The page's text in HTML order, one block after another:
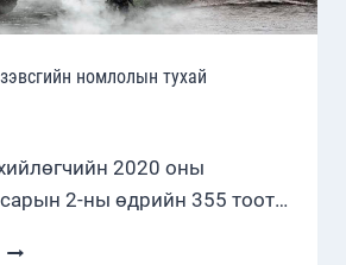
номлолын тухай
2020 оны
сарын 2-ны өдрийн 355 тоот…
ОХУ-